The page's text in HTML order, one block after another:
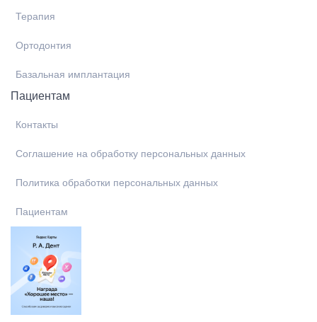
Терапия
Ортодонтия
Базальная имплантация
Пациентам
Контакты
Соглашение на обработку персональных данных
Политика обработки персональных данных
Пациентам